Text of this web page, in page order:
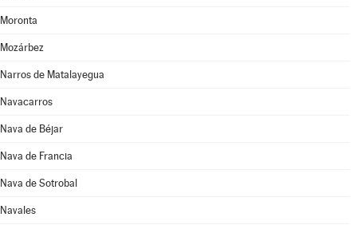
Moronta
Mozárbez
Narros de Matalayegua
Navacarros
Nava de Béjar
Nava de Francia
Nava de Sotrobal
Navales